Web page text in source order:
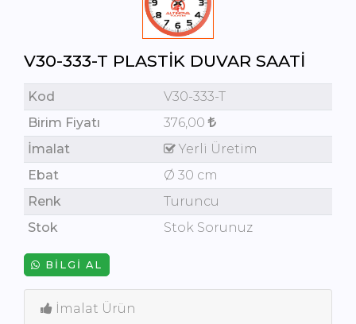
V30-333-T PLASTIK DUVAR SAATI
Kod
V30-333-T
Birim Fiyatı
376,00
İmalat
Yerli Üretim
Ebat
Ø 30 cm
Renk
Turuncu
Stok
Stok Sorunuz
BILGI AL
İmalat Ürün